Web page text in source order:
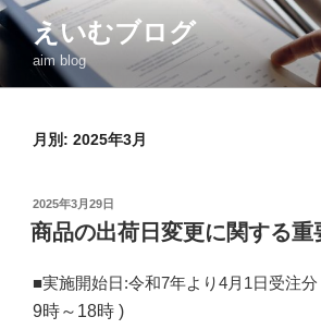
コ
ン
ン
えいむブログ
aim blog
月別: 2025年3月
投
稿
日:
2025年3月29日
商品の出荷日変更に関する重
■実施開始日:令和7年より4月1日受注分
9時～18時 )